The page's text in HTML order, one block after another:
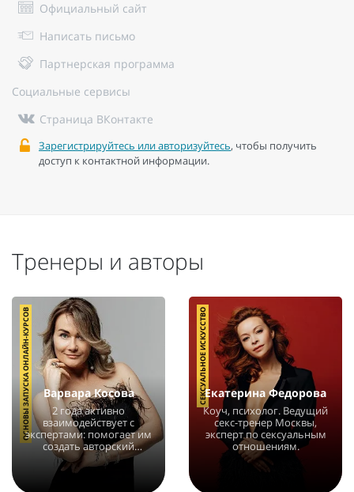
Официальный сайт
Написать письмо
Партнерская программа
Социальные сервисы
Страница ВКонтакте
Зарегистрируйтесь или авторизуйтесь, чтобы получить
доступ к контактной информации.
Тренеры и авторы
Варвара Косова
2 года активно
взаимодействует с
экспертами: помогает им
создать авторский
образовательный
продукт.
12088
ОСНОВЫ ЗАПУСКА ОНЛАЙН-КУРСОВ Екатерина Федорова
Коуч, психолог. Ведущий
секс-тренер Москвы,
эксперт по сексуальным
отношениям.
СЕКСУАЛЬНОЕ ИСКУССТВО